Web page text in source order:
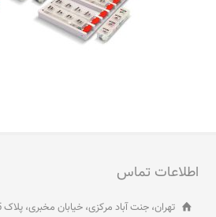
اطلاعات تماس
تهران، جنت آباد مرکزی، خیابان مخبری، پلاک 215، واحد 1 غربی